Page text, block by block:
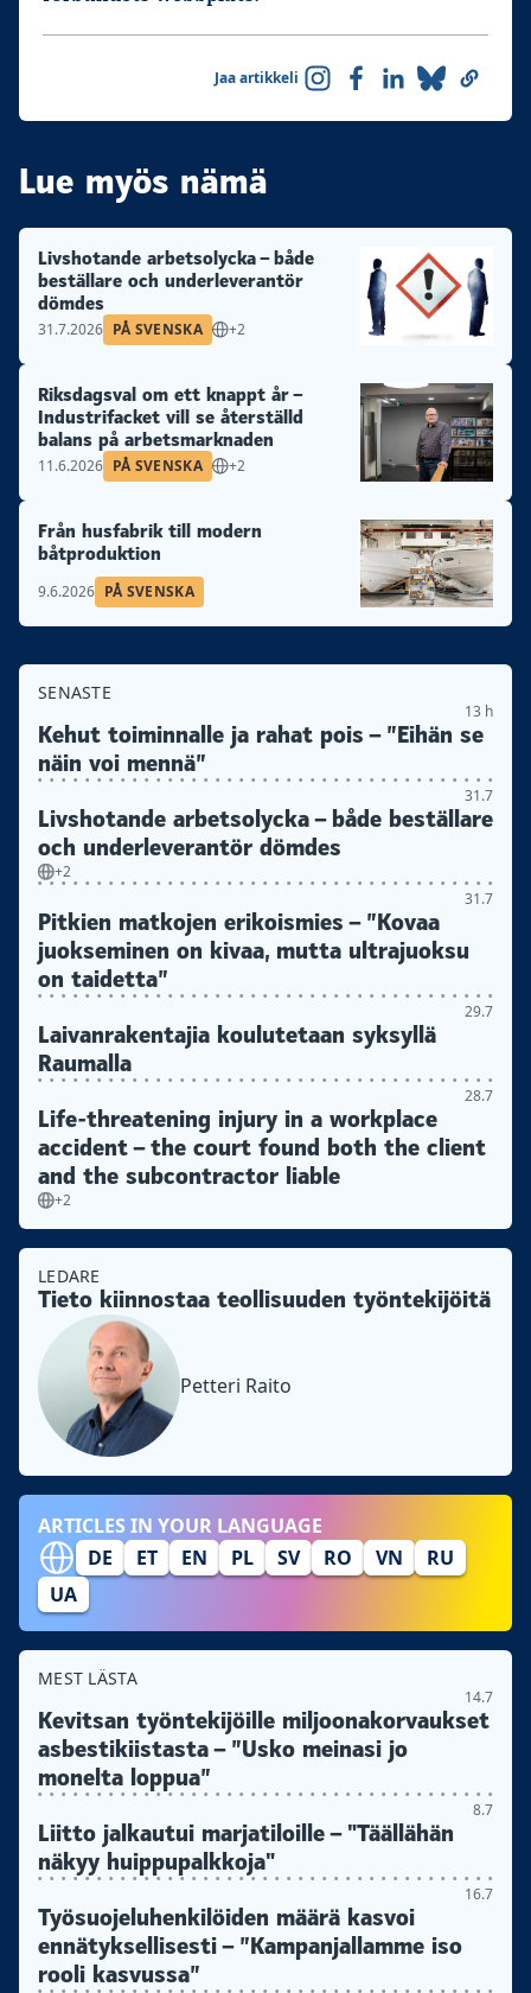
Jaa artikkeli
Lue myös nämä
Livshotande arbetsolycka – både
beställare och underleverantör
dömdes
31.7.2026 PÅ SVENSKA +2
Riksdagsval om ett knappt år –
Industrifacket vill se återställd
balans på arbetsmarknaden
11.6.2026 PÅ SVENSKA +2
Från husfabrik till modern
båtproduktion
9.6.2026 PÅ SVENSKA
SENASTE
13 h
Kehut toiminnalle ja rahat pois – ”Eihän se
näin voi mennä”
31.7
Livshotande arbetsolycka – både beställare
och underleverantör dömdes
+2
31.7
Pitkien matkojen erikoismies – ”Kovaa
juokseminen on kivaa, mutta ultrajuoksu
on taidetta”
29.7
Laivanrakentajia koulutetaan syksyllä
Raumalla
28.7
Life-threatening injury in a workplace
accident – the court found both the client
and the subcontractor liable
+2
LEDARE
Tieto kiinnostaa teollisuuden työntekijöitä
Petteri Raito
ARTICLES IN YOUR LANGUAGE
DE
ET EN PL SV RO VN
RU
UA
MEST LÄSTA
14.7
Kevitsan työntekijöille miljoonakorvaukset
asbestikiistasta – ”Usko meinasi jo
monelta loppua”
8.7
Liitto jalkautui marjatiloille – "Täällähän
näkyy huippupalkkoja"
16.7
Työsuojeluhenkilöiden määrä kasvoi
ennätyksellisesti – ”Kampanjallamme iso
rooli kasvussa”